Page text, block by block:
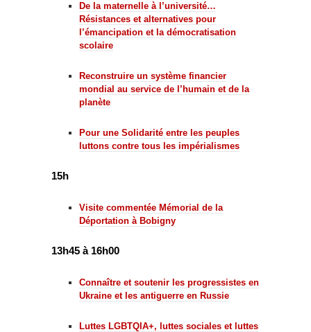
De la maternelle à l’université…
Résistances et alternatives pour
l’émancipation et la démocratisation
scolaire
Reconstruire un système financier
mondial au service de l’humain et de la
planète
Pour une Solidarité entre les peuples
luttons contre tous les impérialismes
15h
Visite commentée Mémorial de la
Déportation à Bobigny
13h45 à 16h00
Connaître et soutenir les progressistes en
Ukraine et les antiguerre en Russie
Luttes LGBTQIA+, luttes sociales et luttes